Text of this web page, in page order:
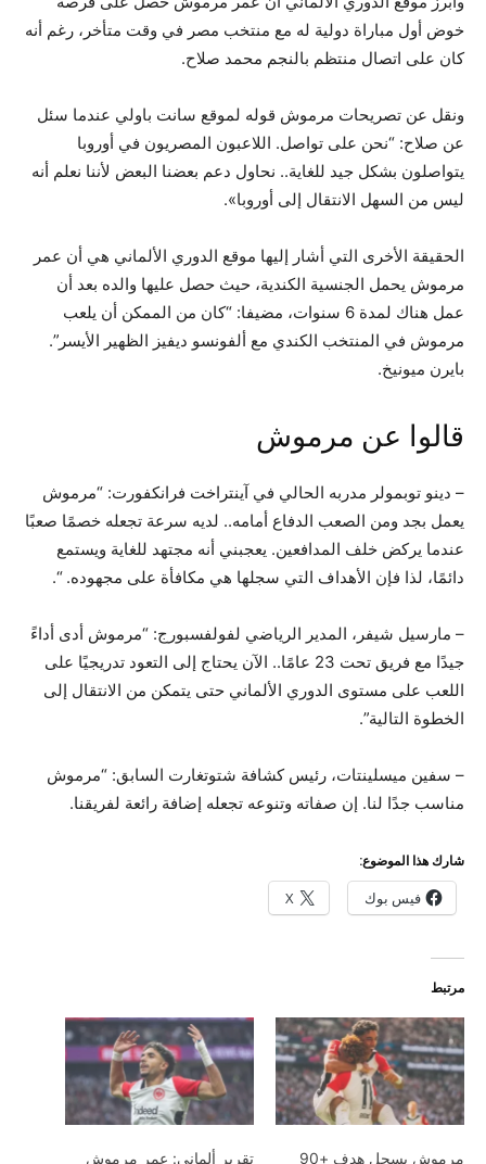
خوض أول مباراة دولية له مع منتخب مصر في وقت متأخر، رغم أنه
كان على اتصال منتظم بالنجم محمد صلاح.
ونقل عن تصريحات مرموش قوله لموقع سانت باولي عندما سئل
عن صلاح: “نحن على تواصل. اللاعبون المصريون في أوروبا
يتواصلون بشكل جيد للغاية.. نحاول دعم بعضنا البعض لأننا نعلم أنه
ليس من السهل الانتقال إلى أوروبا».
الحقيقة الأخرى التي أشار إليها موقع الدوري الألماني هي أن عمر
مرموش يحمل الجنسية الكندية، حيث حصل عليها والده بعد أن
عمل هناك لمدة 6 سنوات، مضيفا: “كان من الممكن أن يلعب
مرموش في المنتخب الكندي مع ألفونسو ديفيز الظهير الأيسر”.
بايرن ميونيخ.
قالوا عن مرموش
– دينو توبمولر مدربه الحالي في آينتراخت فرانكفورت: “مرموش
يعمل بجد ومن الصعب الدفاع أمامه.. لديه سرعة تجعله خصمًا صعبًا
عندما يركض خلف المدافعين. يعجبني أنه مجتهد للغاية ويستمع
دائمًا، لذا فإن الأهداف التي سجلها هي مكافأة على مجهوده. “.
– مارسيل شيفر، المدير الرياضي لفولفسبورج: “مرموش أدى أداءً
جيدًا مع فريق تحت 23 عامًا.. الآن يحتاج إلى التعود تدريجيًا على
اللعب على مستوى الدوري الألماني حتى يتمكن من الانتقال إلى
الخطوة التالية”.
– سفين ميسلينتات، رئيس كشافة شتوتغارت السابق: “مرموش
مناسب جدًا لنا. إن صفاته وتنوعه تجعله إضافة رائعة لفريقنا.
شارك هذا الموضوع:
فيس بوك X
مرتبط
مرموش يسجل هدف +90 تقرير ألماني: عمر مرموش